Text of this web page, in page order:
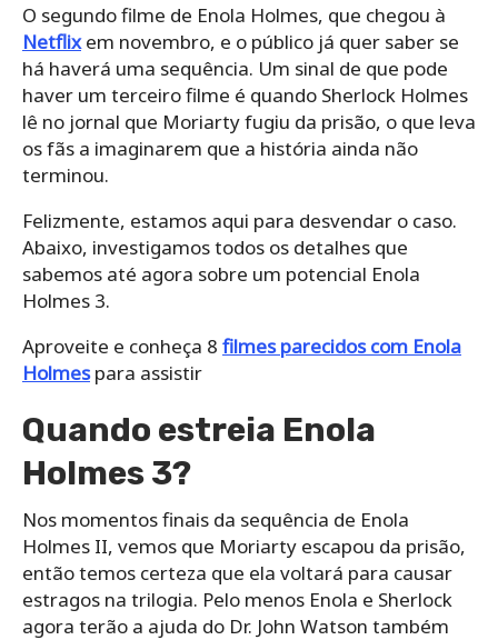
O segundo filme de Enola Holmes, que chegou à
Netflixem novembro, e o público já quer saber se
há haverá uma sequência. Um sinal de que pode
haver um terceiro filme é quando Sherlock Holmes
lê no jornal que Moriarty fugiu da prisão, o que leva
os fãs a imaginarem que a história ainda não
terminou.
Felizmente, estamos aqui para desvendar o caso.
Abaixo, investigamos todos os detalhes que
sabemos até agora sobre um potencial Enola
Holmes 3.
Aproveite e conheça 8 filmes parecidos com Enola
Holmespara assistir
Quando estreia Enola
Holmes 3?
Nos momentos finais da sequência de Enola
Holmes II, vemos que Moriarty escapou da prisão,
então temos certeza que ela voltará para causar
estragos na trilogia. Pelo menos Enola e Sherlock
agora terão a ajuda do Dr. John Watson também